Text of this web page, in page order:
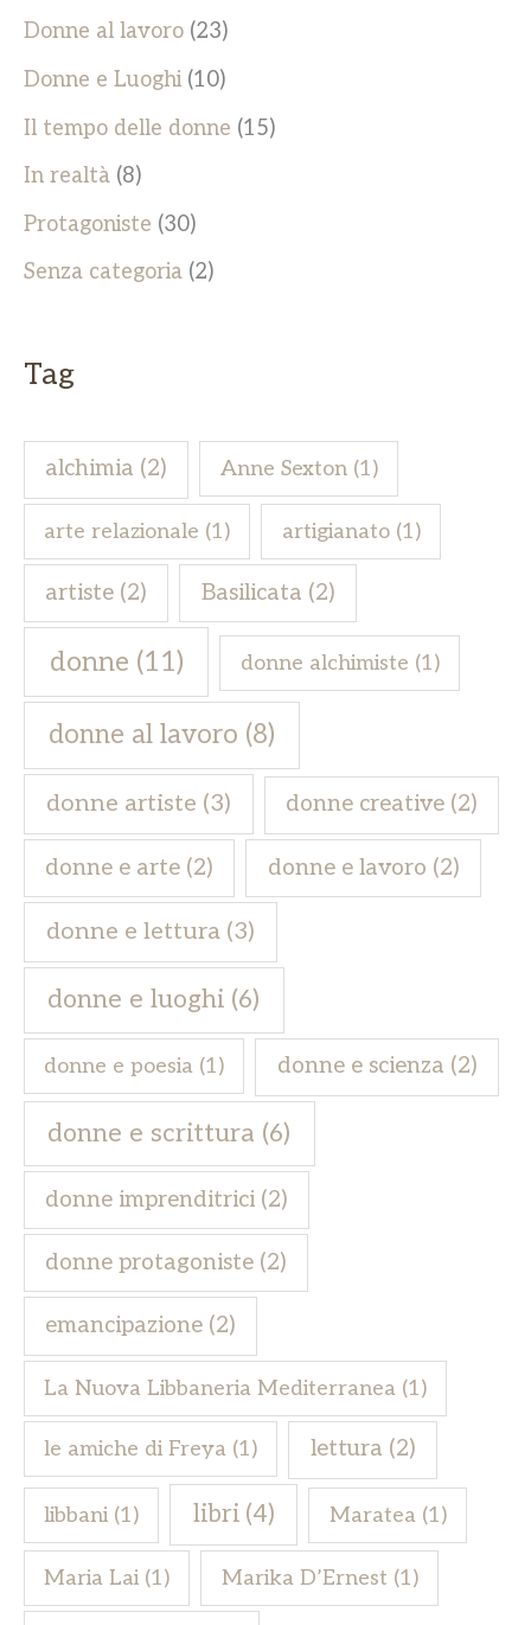
Donne al lavoro (23)
Donne e Luoghi (10)
Il tempo delle donne (15)
In realtà (8)
Protagoniste (30)
Senza categoria (2)
Tag
alchimia (2) Anne Sexton(1)
arte relazionale (1) artigianato(1)
artiste (2) Basilicata (2)
donne (11) donne alchimiste (1)
donne al lavoro (8)
donne artiste (3) donne creative (2)
donne e arte (2) donne e lavoro (2)
donne e lettura(3)
donne e luoghi (6)
donne e poesia (1) donne e scienza (2)
donne e scrittura (6)
donne imprenditrici (2)
donne protagoniste (2)
emancipazione (2)
La Nuova Libbaneria Mediterranea (1)
le amiche di Freya (1) lettura (2)
libbani (1) libri(4) Maratea(1)
Maria Lai (1) Marika D’Ernest (1)